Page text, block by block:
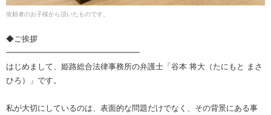
依頼者のお子様から頂いたものです。
◆ご挨拶
━━━━━━━━━━━━━━━━━
はじめまして、姫路総合法律事務所の弁護士「谷本 将大（たにもと まさ
ひろ）」です。
私が大切にしているのは、表面的な問題だけでなく、その背景にある事